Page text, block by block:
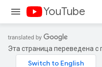
YouTube
Эта страница переведена